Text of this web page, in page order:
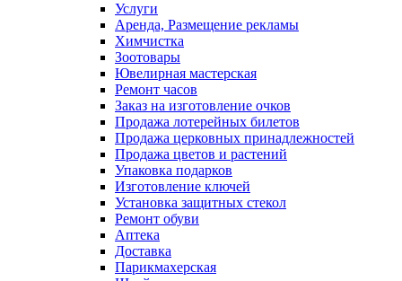
Услуги
Аренда, Размещение рекламы
Химчистка
Зоотовары
Ювелирная мастерская
Ремонт часов
Заказ на изготовление очков
Продажа лотерейных билетов
Продажа церковных принадлежностей
Продажа цветов и растений
Упаковка подарков
Изготовление ключей
Установка защитных стекол
Ремонт обуви
Аптека
Доставка
Парикмахерская